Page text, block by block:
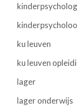
ku leuven
ku leuven
lager
lager onderwijs